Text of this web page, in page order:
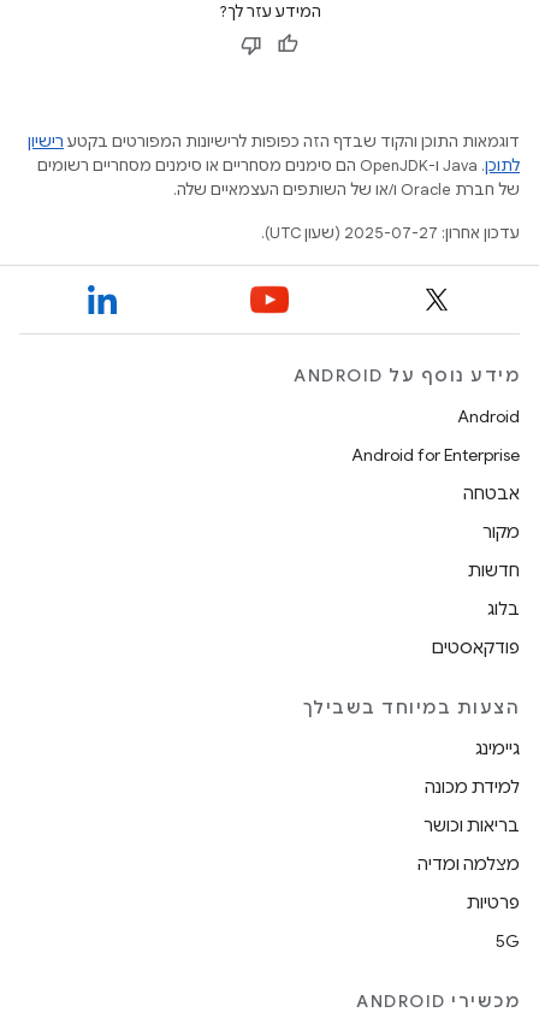
המידע עזר לך?
דוגמאות התוכן והקוד שבדף הזה כפופות לרישיונות המפורטים בקטע רישיון
לתוכן
.‏ Java ו-OpenJDK הם סימנים מסחריים או סימנים מסחריים רשומים
של חברת Oracle ו/או של השותפים העצמאיים שלה.
עדכון אחרון: 2025-07-27 (שעון UTC).
מידע נוסף על ANDROID
Android
Android for Enterprise
אבטחה
מקור
חדשות
בלוג
פודקאסטים
הצעות במיוחד בשבילך
גיימינג
למידת מכונה
בריאות וכושר
מצלמה ומדיה
פרטיות
5G
מכשירי ANDROID